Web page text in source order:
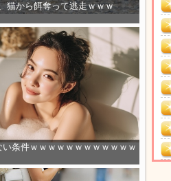
猫から餌奪って逃走ｗｗｗ
条件ｗｗｗｗｗｗｗｗｗｗｗｗ